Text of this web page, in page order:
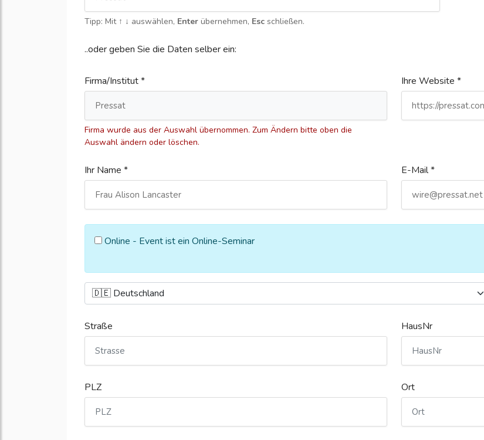
Tipp: Mit ↑ ↓ auswählen, Enter übernehmen, Esc schließen.
..oder geben Sie die Daten selber ein:
Firma/Institut *
Firma wurde aus der Auswahl übernommen. Zum Ändern bitte oben die
Auswahl ändern oder löschen.
Ihre Website *
Ihr Name * E-Mail *
Online - Event ist ein Online-Seminar
Straße HausNr
PLZ Ort